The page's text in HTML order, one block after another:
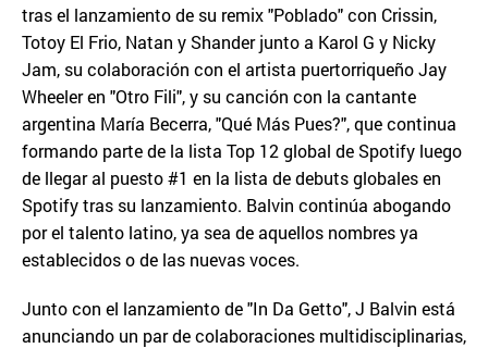
tras el lanzamiento de su remix "Poblado" con Crissin,
Totoy El Frio, Natan y Shander junto a Karol G y Nicky
Jam, su colaboración con el artista puertorriqueño Jay
Wheeler en "Otro Fili", y su canción con la cantante
argentina María Becerra, "Qué Más Pues?", que continua
formando parte de la lista Top 12 global de Spotify luego
de llegar al puesto #1 en la lista de debuts globales en
Spotify tras su lanzamiento. Balvin continúa abogando
por el talento latino, ya sea de aquellos nombres ya
establecidos o de las nuevas voces.
Junto con el lanzamiento de "In Da Getto", J Balvin está
anunciando un par de colaboraciones multidisciplinarias,